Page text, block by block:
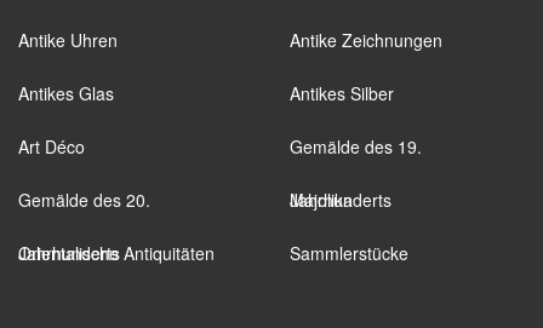
Antike Uhren Antike Zeichnungen
Antikes Glas Antikes Silber
Art Déco Gemälde des 19.
Jahrhunderts
Gemälde des 20.
Jahrhunderts
Majolika
Orientalische Antiquitäten Sammlerstücke